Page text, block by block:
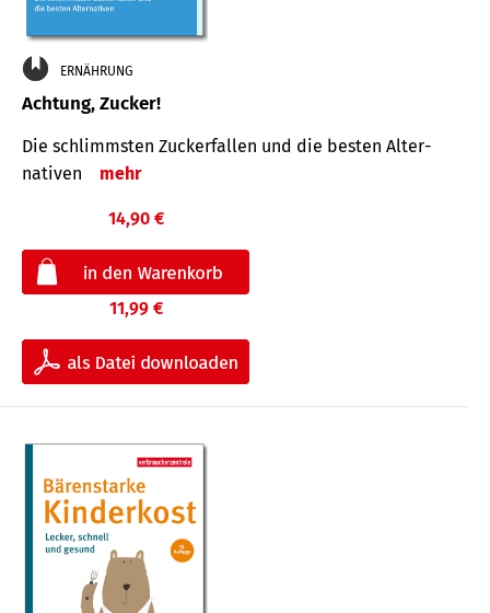
ERNÄHRUNG
Achtung, Zucker!
Die schlimmsten Zucker­fallen und die besten Alter­
nativen
mehr
14,90 €
11,99 €